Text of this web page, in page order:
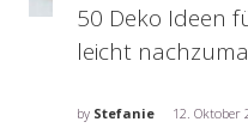
50 Deko Ideen
leicht
by Stefanie 12. Oktober